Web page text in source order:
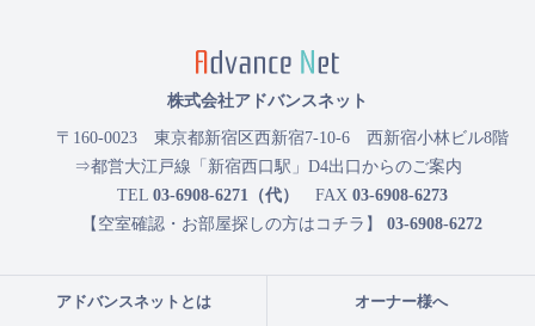
アドバンスネットとは オーナー様へ
株式会社アドバンスネット
〒160-0023 東京都新宿区西新宿7-10-6 西新宿小林ビル8階
⇒都営大江戸線「新宿西口駅」D4出口からのご案内
TEL 03-6908-6271（代） FAX 03-6908-6273
【空室確認・お部屋探しの方はコチラ】 03-6908-6272